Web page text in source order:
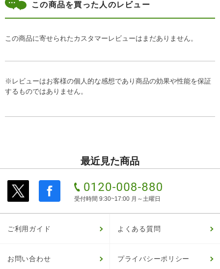
この商品を買った人のレビュー
この商品に寄せられたカスタマーレビューはまだありません。
※レビューはお客様の個人的な感想であり商品の効果や性能を保証
するものではありません。
最近見た商品
受付時間 9:30~17:00 月～土曜日
ご利用ガイド よくある質問
お問い合わせ プライバシーポリシー